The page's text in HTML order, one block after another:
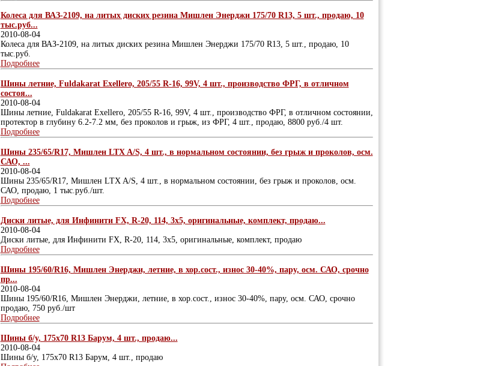
Колеса для ВАЗ-2109, на литых диских резина Мишлен Энерджи 175/70 R13, 5 шт., продаю, 10
тыс.руб...
2010-08-04
Колеса для ВАЗ-2109, на литых диских резина Мишлен Энерджи 175/70 R13, 5 шт., продаю, 10
тыс.руб.
Подробнее
Шины летние, Fuldakarat Exellero, 205/55 R-16, 99V, 4 шт., производство ФРГ, в отличном
состоя...
2010-08-04
Шины летние, Fuldakarat Exellero, 205/55 R-16, 99V, 4 шт., производство ФРГ, в отличном состоянии,
протектор в глубину 6.2-7.2 мм, без проколов и грыж, из ФРГ, 4 шт., продаю, 8800 руб./4 шт.
Подробнее
Шины 235/65/R17, Мишлен LTX A/S, 4 шт., в нормальном состоянии, без грыж и проколов, осм.
САО, ...
2010-08-04
Шины 235/65/R17, Мишлен LTX A/S, 4 шт., в нормальном состоянии, без грыж и проколов, осм.
САО, продаю, 1 тыс.руб./шт.
Подробнее
Диски литые, для Инфинити FX, R-20, 114, 3х5, оригинальные, комплект, продаю...
2010-08-04
Диски литые, для Инфинити FX, R-20, 114, 3х5, оригинальные, комплект, продаю
Подробнее
Шины 195/60/R16, Мишлен Энерджи, летние, в хор.сост., износ 30-40%, пару, осм. САО, срочно
пр...
2010-08-04
Шины 195/60/R16, Мишлен Энерджи, летние, в хор.сост., износ 30-40%, пару, осм. САО, срочно
продаю, 750 руб./шт
Подробнее
Шины б/у, 175х70 R13 Барум, 4 шт., продаю...
2010-08-04
Шины б/у, 175х70 R13 Барум, 4 шт., продаю